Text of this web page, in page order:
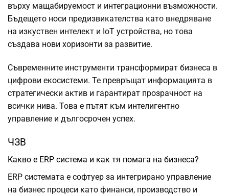
върху мащабируемост и интеграционни възможности.
Бъдещето носи предизвикателства като внедряване
на изкуствен интелект и IoT устройства, но това
създава нови хоризонти за развитие.
Съвременните инструменти трансформират бизнеса в
цифрови екосистеми. Те превръщат информацията в
стратегически актив и гарантират прозрачност на
всички нива. Това е пътят към интелигентно
управление и дългосрочен успех.
ЧЗВ
Какво е ERP система и как тя помага на бизнеса?
ERP системата е софтуер за интегрирано управление
на бизнес процеси като финанси, производство и